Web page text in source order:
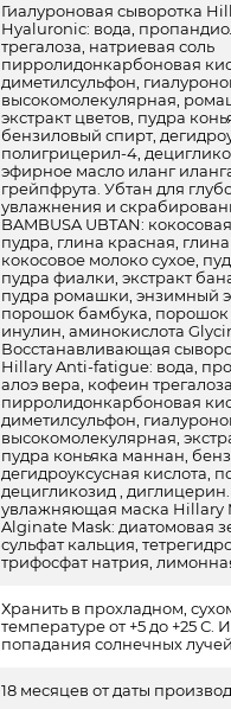
Гиалуроновая сыворотка
Hyaluronic: вода,
трегалоза, натриевая соль
пирролидонкарбоновая
диметилсульфон,
высокомолекулярная,
экстракт цветов, пудра
бензиловый спирт,
полигрицерил-4,
эфирное масло иланг
грейпфрута. Убтан для
увлажнения и
BAMBUSA UBTAN:
пудра, глина красная, глина
кокосовое молоко сухое,
пудра фиалки, экстракт
пудра ромашки, энзимный
порошок бамбука, порошок
инулин, аминокислота
Восстанавливающая
Hillary Anti-fatigue: вода,
алоэ вера, кофеин
пирролидонкарбоновая
диметилсульфон,
высокомолекулярная,
пудра коньяка маннан,
дегидроуксусная кислота,
децигликозид ,
увлажняющая маска Hillary
Alginate Mask: диатомовая
сульфат кальция,
трифосфат натрия,
Хранить в прохладном,
температуре от +5 до +25 С.
попадания солнечных лучей
18 месяцев от даты